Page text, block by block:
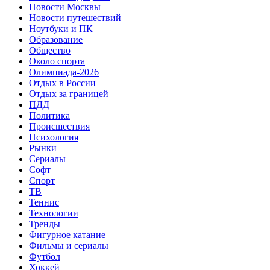
Новости Москвы
Новости путешествий
Ноутбуки и ПК
Образование
Общество
Около спорта
Олимпиада-2026
Отдых в России
Отдых за границей
ПДД
Политика
Происшествия
Психология
Рынки
Сериалы
Софт
Спорт
ТВ
Теннис
Технологии
Тренды
Фигурное катание
Фильмы и сериалы
Футбол
Хоккей